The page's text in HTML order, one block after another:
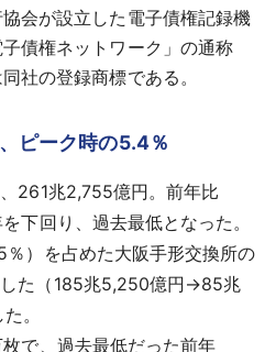
会が設立した電子債権記録機
債権ネットワーク」の通称
社の登録商標である。
ピーク時の5.4％
261兆2,755億円。前年比
下回り、過去最低となった。
）を占めた大阪手形交換所の
た（185兆5,250億円→85兆
。
で、過去最低だった前年